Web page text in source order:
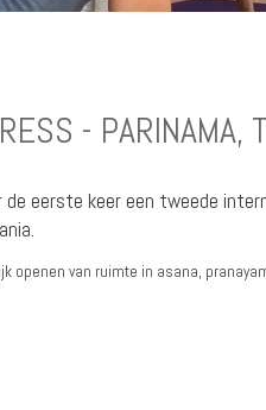
-
eerste keer een tweede
openen van ruimte in asana,